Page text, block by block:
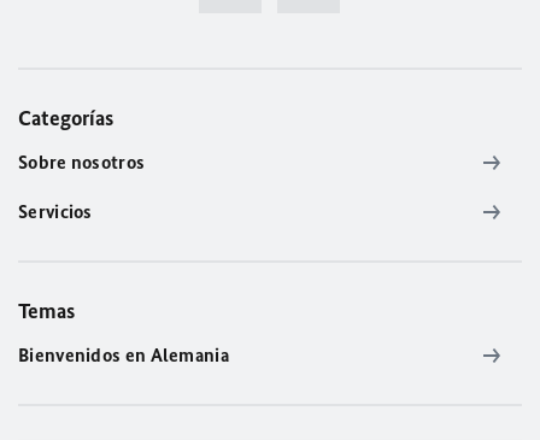
Categorías
Sobre nosotros
Servicios
Temas
Bienvenidos en Alemania